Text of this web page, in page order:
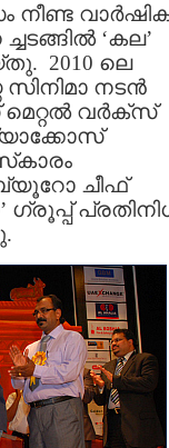
‘കല’
2010 ലെ
നടന്‍
വര്‍ക്‌സ്
ചീഫ്